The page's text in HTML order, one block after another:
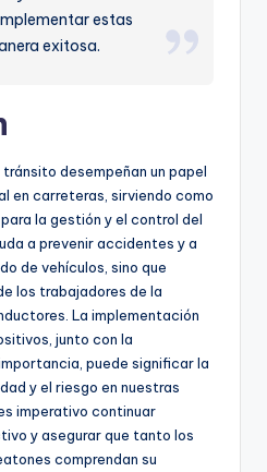
estas
exitosa.
tránsito desempeñan un papel
en carreteras, sirviendo como
la gestión y el control del
a prevenir accidentes y a
de vehículos, sino que
los trabajadores de la
La implementación
junto con la
puede significar la
y el riesgo en nuestras
imperativo continuar
y asegurar que tanto los
comprendan su